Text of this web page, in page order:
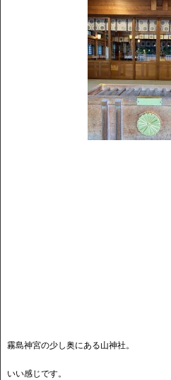
霧島神宮の少し奥にある山神社。
いい感じです。